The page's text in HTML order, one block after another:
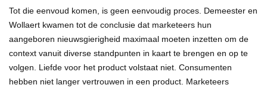
Tot die eenvoud komen, is geen eenvoudig proces. Demeester en
Wollaert kwamen tot de conclusie dat marketeers hun
aangeboren nieuwsgierigheid maximaal moeten inzetten om de
context vanuit diverse standpunten in kaart te brengen en op te
volgen. Liefde voor het product volstaat niet. Consumenten
hebben niet langer vertrouwen in een product. Marketeers